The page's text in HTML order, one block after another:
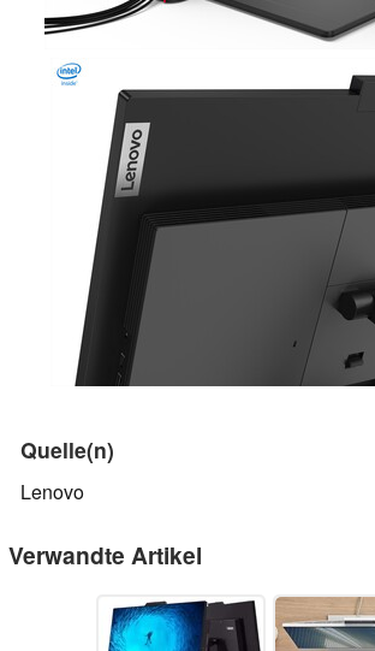
Quelle(n)
Lenovo
Verwandte Artikel